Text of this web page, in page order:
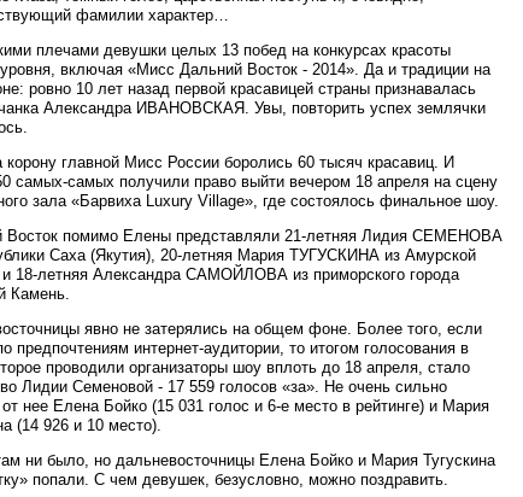
фамилии характер…
плечами девушки целых 13 побед на конкурсах красоты
уровня, включая «Мисс Дальний Восток - 2014». Да и традиции на
ровно 10 лет назад первой красавицей страны признавалась
Александра ИВАНОВСКАЯ. Увы, повторить успех землячки
корону главной Мисс России боролись 60 тысяч красавиц. И
самых-самых получили право выйти вечером 18 апреля на сцену
зала «Барвиха Luxury Village», где состоялось финальное шоу.
Восток помимо Елены представляли 21-летняя Лидия СЕМЕНОВА
Саха (Якутия), 20-летняя Мария ТУГУСКИНА из Амурской
и 18-летняя Александра САМОЙЛОВА из приморского города
Камень.
явно не затерялись на общем фоне. Более того, если
предпочтениям интернет-аудитории, то итогом голосования в
проводили организаторы шоу вплоть до 18 апреля, стало
Лидии Семеновой - 17 559 голосов «за». Не очень сильно
от нее Елена Бойко (15 031 голос и 6-е место в рейтинге) и Мария
(14 926 и 10 место).
ни было, но дальневосточницы Елена Бойко и Мария Тугускина
попали. С чем девушек, безусловно, можно поздравить.